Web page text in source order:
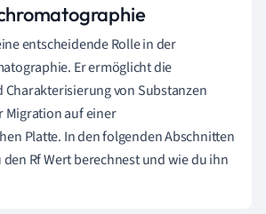
entscheidende Rolle in der
Er ermöglicht die
von Substanzen
Migration auf einer
Platte. In den folgenden Abschnitten
Rf Wert berechnest und wie du ihn